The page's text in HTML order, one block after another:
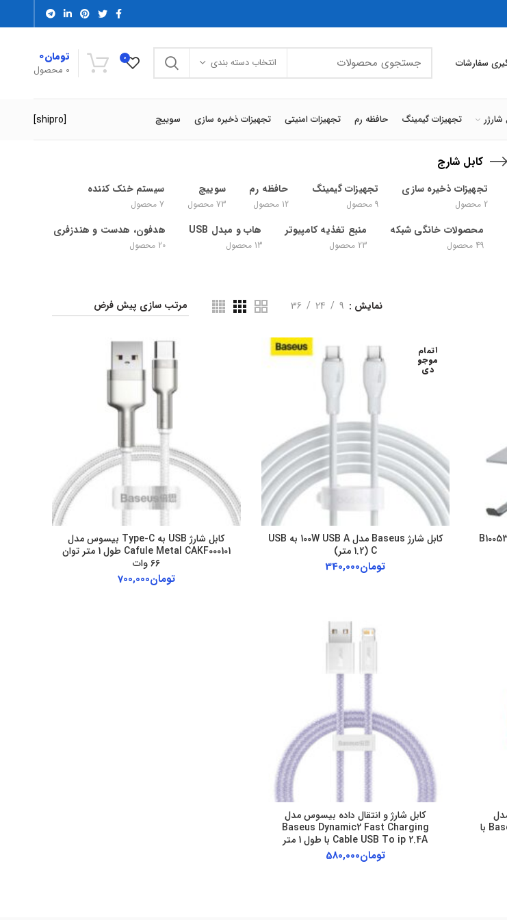
سفارشات انتخاب دسته بندی 0
0 محصول
تومان0
شارژر تجهیزات گیمینگ حافظه رم تجهیزات امنیتی تجهیزات ذخیره سازی سوییچ [shipro]
کابل شارج
تجهیزات ذخیره سازی
2 محصول
تجهیزات گیمینگ
9 محصول
حافظه رم
12 محصول
سوییچ
73 محصول
سیستم خنک کننده
7 محصول
محصولات خانگی شبکه
49 محصول
منبع تغذیه کامپیوتر
23 محصول
هاب و مبدل USB
13 محصول
هدفون، هدست و هندزفری
20 محصول
نمایش 9
24
36
اتمام
موجو
دی
کابل شارژ Baseus مدل 100W USB A به USB
C (1.2 متر)
تومان340,000
کابل شارژ USB به Type-C بیسوس مدل
Cafule Metal CAKF000101 طول 1 متر توان
66 وات
تومان700,000
Baseus Cafule USB-A To USB-C 3A با
کابل شارژ و انتقال داده بیسوس مدل
Baseus Dynamic2 Fast Charging
Cable USB To ip 2.4A با طول 1 متر
تومان580,000